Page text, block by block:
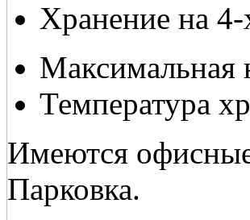
Хранение на 4-
Максимальная
Температура
Имеются
Парковка.